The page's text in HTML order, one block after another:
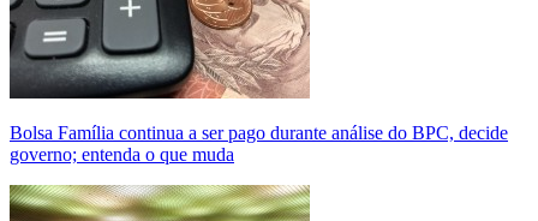
Bolsa Família continua a ser pago durante análise do BPC, decide
governo; entenda o que muda